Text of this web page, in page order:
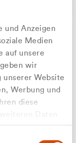
und Anzeigen
Medien
auf unsere
wir
unserer Website
Werbung und
diese
haben oder